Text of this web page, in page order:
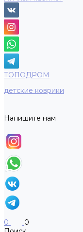
ТОПОДРОМ
детские коврики
Напишите нам
0
0